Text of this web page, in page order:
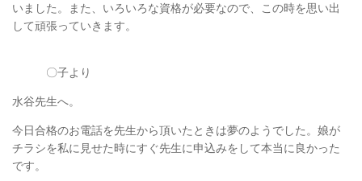
いました。
また、いろいろな資格が必要なので、この時を思い出
して頑張っていきます。
〇子より
水谷先生へ。
今日合格のお電話を先生から頂いたときは夢のようでした。娘が
チラシを私に見せた時にすぐ先生に申込みをして本当に良かった
です。